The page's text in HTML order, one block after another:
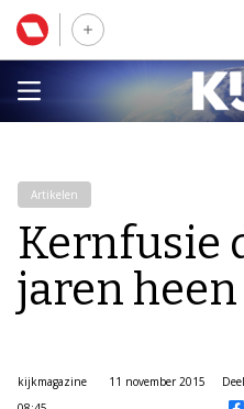
Artikelen
Kernfusie
jaren heen
kijkmagazine
11 november 2015